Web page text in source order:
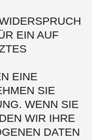
EIN AUF
EINE
SIE
WENN SIE
WIR IHRE
DATEN